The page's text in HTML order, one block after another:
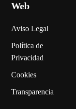
Web
Aviso Legal
Política de
Privacidad
Cookies
Transparencia